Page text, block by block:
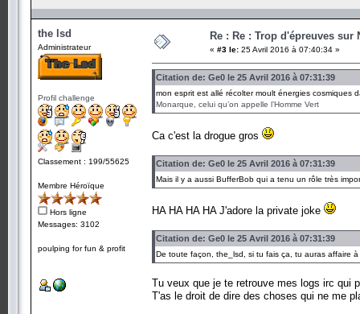
the lsd
Administrateur
Profil challenge
Classement : 199/55625
Membre Héroïque
Hors ligne
Messages: 3102
poulping for fun & profit
Re : Re : Trop d'épreuves sur
« #3 le: 25 Avril 2016 à 07:40:34 »
Citation de: Ge0 le 25 Avril 2016 à 07:31:39
mon esprit est allé récolter moult énergies cosmiques
Monarque, celui qu’on appelle l’Homme Vert
Ca c'est la drogue gros
Citation de: Ge0 le 25 Avril 2016 à 07:31:39
Mais il y a aussi BufferBob qui a tenu un rôle très
HA HA HA HA J'adore la private joke
Citation de: Ge0 le 25 Avril 2016 à 07:31:39
De toute façon, the_lsd, si tu fais ça, tu auras affaire à
Tu veux que je te retrouve mes logs irc qui
T'as le droit de dire des choses qui ne me